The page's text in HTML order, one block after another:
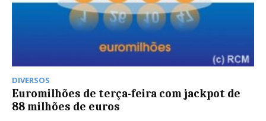
DIVERSOS
Euromilhões de terça-feira com jackpot de
88 milhões de euros